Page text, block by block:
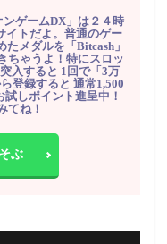
ゲームDX」は２４時
イトだよ。普通のゲー
メダルを「Bitcash」
ちゃうよ！特にスロッ
入すると 1回で「3万
登録すると 通常1,500
しポイント進呈中！
てね！
ぶ